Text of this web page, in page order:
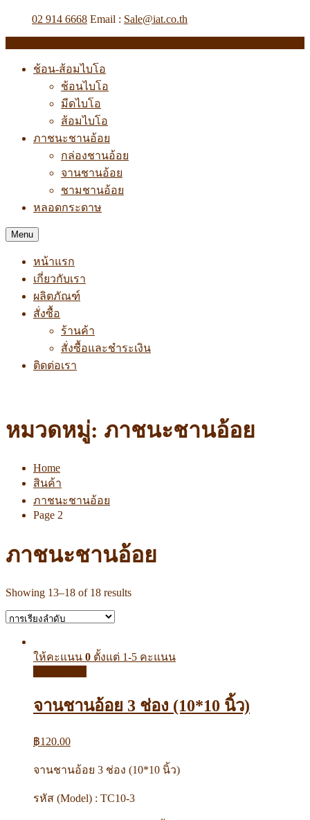
02 914 6668 Email : Sale@iat.co.th
ช้อน-ส้อมไบโอ
ช้อนไบโอ
มีดไบโอ
ส้อมไบโอ
ภาชนะชานอ้อย
กล่องชานอ้อย
จานชานอ้อย
ชามชานอ้อย
หลอดกระดาษ
Menu
หน้าแรก
เกี่ยวกับเรา
ผลิตภัณฑ์
สั่งซื้อ
ร้านค้า
สั่งซื้อและชำระเงิน
ติดต่อเรา
หมวดหมู่: ภาชนะชานอ้อย
Home
สินค้า
ภาชนะชานอ้อย
Page 2
ภาชนะชานอ้อย
Showing 13–18 of 18 results
ให้คะแนน 0 ตั้งแต่ 1-5 คะแนน
จานชานอ้อย 3 ช่อง (10*10 นิ้ว)
฿120.00
จานชานอ้อย 3 ช่อง (10*10 นิ้ว)
รหัส (Model) : TC10-3